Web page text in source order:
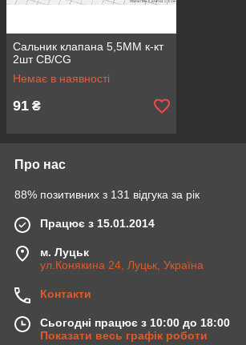
Сальник клапана 5,5ММ к-кт
2шт CB/CG
Немає в наявності
91 ₴
Про нас
88% позитивних з 131 відгука за рік
Працює з 15.01.2014
м. Луцьк
ул.Конякина 24, Луцьк, Україна
Контакти
Сьогодні працює з 10:00 до 18:00
Показати весь графік роботи